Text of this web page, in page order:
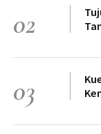
02
03